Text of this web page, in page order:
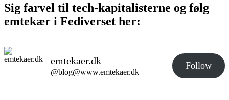
Sig farvel til tech-kapitalisterne og følg
emtekær i Fediverset her:
emtekaer.dk
@blog@www.emtekaer.dk
Follow